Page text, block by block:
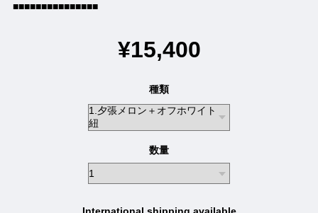
■■■■■■■■■■■■■■■
¥15,400
種類
数量
International shipping available